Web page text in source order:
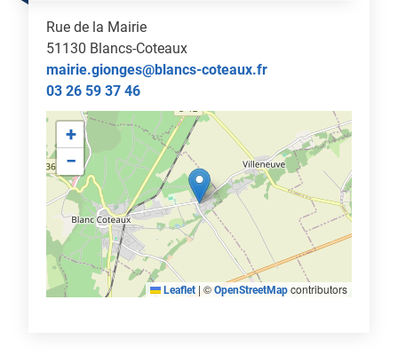
Rue de la Mairie
51130 Blancs-Coteaux
mairie.gionges@blancs-coteaux.fr
03 26 59 37 46
+
−
Leaflet | ©OpenStreetMapcontributors